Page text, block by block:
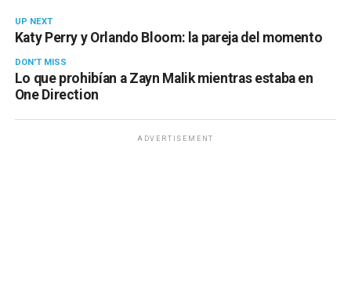
UP NEXT
Katy Perry y Orlando Bloom: la pareja del momento
DON'T MISS
Lo que prohibían a Zayn Malik mientras estaba en
One Direction
ADVERTISEMENT